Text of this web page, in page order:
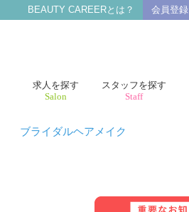
BEAUTY CAREERとは？ 会員登録
求人を探す
Salon
スタッフを探す
Staff
ブライダルヘアメイク